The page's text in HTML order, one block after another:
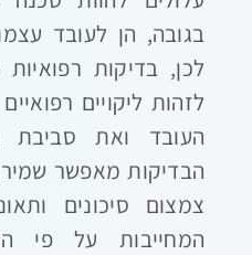
בגובה, הן לעובד
לכן, בדיקות רפואיות
לזהות ליקויים
העובד ואת סביבת
הבדיקות מאפשר
צמצום סיכונים
המחייבות על פי